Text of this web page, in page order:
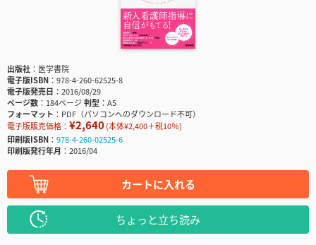
出版社
医学書院
電子版ISBN
978-4-260-62525-8
電子版発売日
2016/08/29
ページ数
184ページ判型
A5
フォーマット
PDF（パソコンへのダウンロード不可）
電子版販売価格： ¥2,640(本体¥2,400＋税10％)
印刷版ISBN
978-4-260-02525-6
印刷版発行年月
2016/04
カートに入れる
ちょっと立ち読み